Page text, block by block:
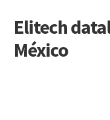
Saltar
a
navegación
Ir
al
contenido
Elitech
México